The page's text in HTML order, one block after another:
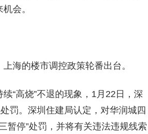
会。
海的楼市调控政策轮番出台。
“高烧”不退的现象，1月22日，深
罚。深圳住建局认定，对华润城四
暂停”处罚，并将有关违法违规线索